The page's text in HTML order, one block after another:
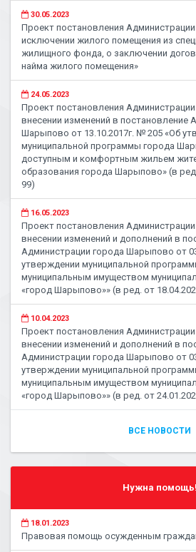
30.05.2023
Проект постановления
исключении жилого помещения из
жилищного фонда, о заключении
найма жилого помещения»
24.05.2023
Проект постановления
внесении изменений в постановление
Шарыпово от 13.10.2017г. № 205 «Об
муниципальной программы города
доступным и комфортным жильем
образования города Шарыпово» (в
99)
16.05.2023
Проект постановления
внесении изменений и дополнений в
Администрации города Шарыпово от
утверждении муниципальной
муниципальным имуществом
«город Шарыпово»» (в ред. от
10.04.2023
Проект постановления
внесении изменений и дополнений в
Администрации города Шарыпово от
утверждении муниципальной
муниципальным имуществом
«город Шарыпово»» (в ред. от
ВСЕ НОВОСТИ
Нужна помощь!
18.01.2023
Правовая помощь осужденным